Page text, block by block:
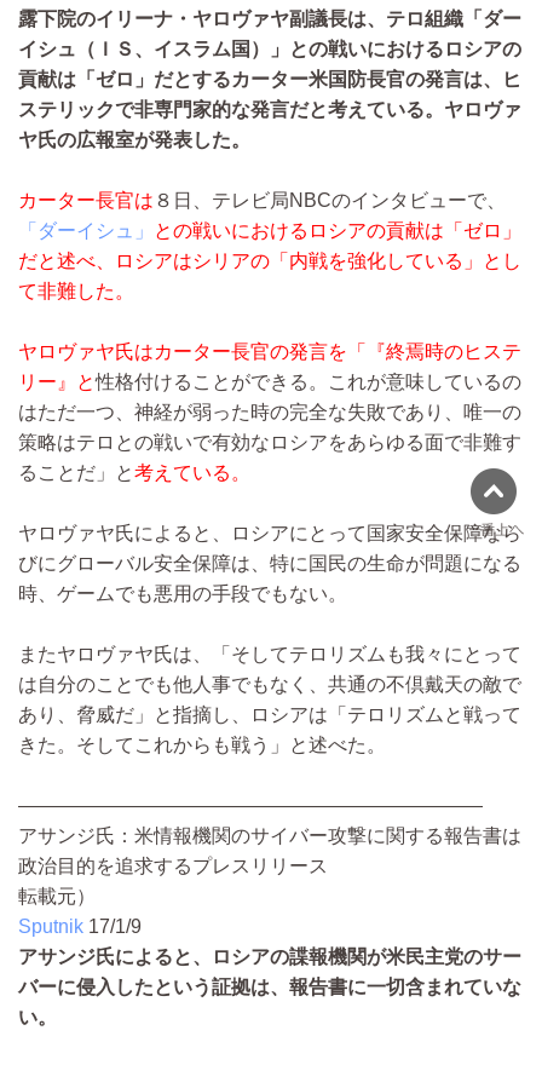
露下院のイリーナ・ヤロヴァヤ副議長は、テロ組織「ダー
イシュ（ＩＳ、イスラム国）」との戦いにおけるロシアの
貢献は「ゼロ」だとするカーター米国防長官の発言は、ヒ
ステリックで非専門家的な発言だと考えている。ヤロヴァ
ヤ氏の広報室が発表した。
カーター長官は ８日、テレビ局NBCのインタビューで、
「ダーイシュ」
との戦いにおけるロシアの貢献は「ゼロ」
だと述べ、ロシアはシリアの「内戦を強化している」とし
て非難した。
ヤロヴァヤ氏はカーター長官の発言を「『終焉時のヒステ
リー』と性格付けることができる。これが意味しているの
はただ一つ、神経が弱った時の完全な失敗であり、唯一の
策略はテロとの戦いで有効なロシアをあらゆる面で非難す
ることだ」と考えている。
ヤロヴァヤ氏によると、ロシアにとって国家安全保障なら
びにグローバル安全保障は、特に国民の生命が問題になる
時、ゲームでも悪用の手段でもない。
またヤロヴァヤ氏は、「そしてテロリズムも我々にとって
は自分のことでも他人事でもなく、共通の不倶戴天の敵で
あり、脅威だ」と指摘し、ロシアは「テロリズムと戦って
きた。そしてこれからも戦う」と述べた。
――――――――――――――――――――――――
アサンジ氏：米情報機関のサイバー攻撃に関する報告書は
政治目的を追求するプレスリリース
転載元）
Sputnik 17/1/9
アサンジ氏によると、ロシアの諜報機関が米民主党のサー
バーに侵入したという証拠は、報告書に一切含まれていな
い。